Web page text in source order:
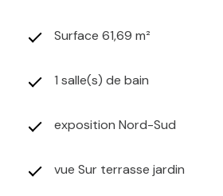
Surface 61,69 m²
1 salle(s) de bain
exposition Nord-Sud
vue Sur terrasse jardin